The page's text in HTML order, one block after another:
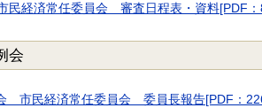
民経済常任委員会 審査日程表・資料[PDF
会
市民経済常任委員会 委員長報告[PDF：